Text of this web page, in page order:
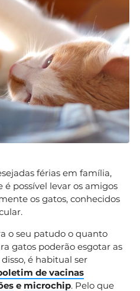
férias em família,
possível levar os amigos
os gatos, conhecidos
o seu patudo o quanto
gatos poderão esgotar as
é habitual ser
de vacinas
e microchip. Pelo que